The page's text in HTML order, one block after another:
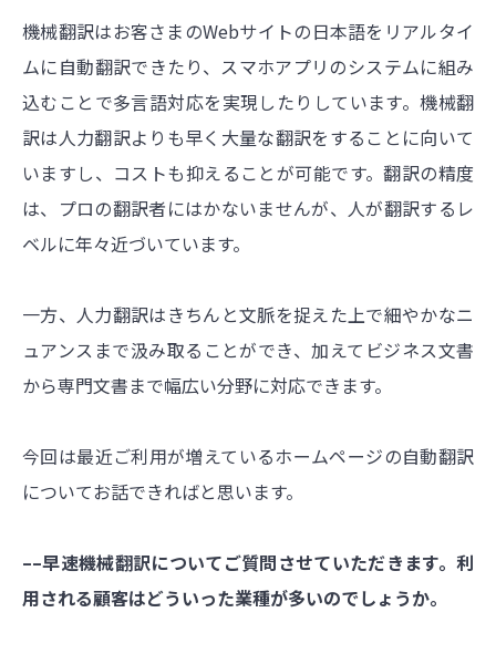
機械翻訳はお客さまのWebサイトの日本語をリアルタイ
ムに自動翻訳できたり、スマホアプリのシステムに組み
込むことで多言語対応を実現したりしています。機械翻
訳は人力翻訳よりも早く大量な翻訳をすることに向いて
いますし、コストも抑えることが可能です。翻訳の精度
は、プロの翻訳者にはかないませんが、人が翻訳するレ
ベルに年々近づいています。
一方、人力翻訳はきちんと文脈を捉えた上で細やかなニ
ュアンスまで汲み取ることができ、加えてビジネス文書
から専門文書まで幅広い分野に対応できます。
今回は最近ご利用が増えているホームページの自動翻訳
についてお話できればと思います。
––早速機械翻訳についてご質問させていただきます。利
用される顧客はどういった業種が多いのでしょうか。